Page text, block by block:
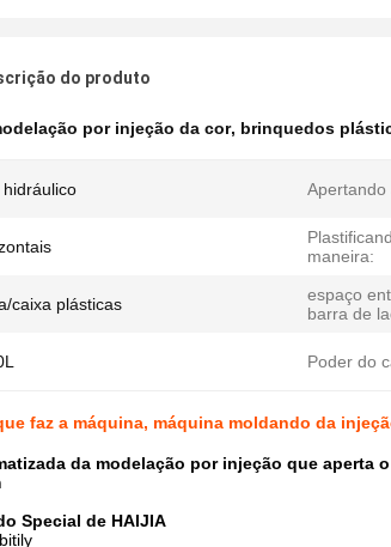
do produto
por injeção da cor, brinquedos
hidráulico Apertando
maneira:
caixa plásticas
espaço
barra de
Poder do
faz a máquina, máquina moldando da
da modelação por injeção que aperta
Special de HAIJIA